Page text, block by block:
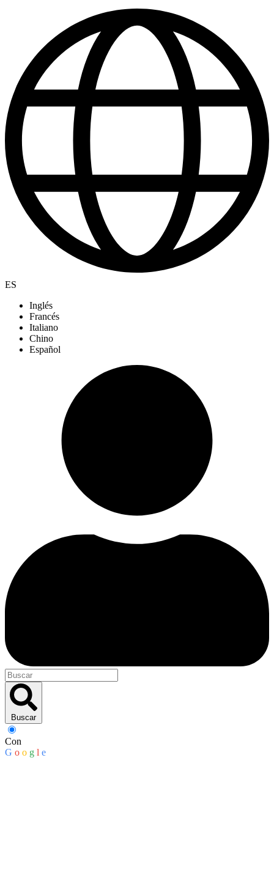
ES
Inglés
Francés
Italiano
Chino
Español
Buscar
Con
G o o g l e